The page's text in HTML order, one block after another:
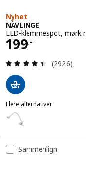
Nyhet
NÄVLINGE
LED-klemmespot, mørk
199,-
Pris 199,-
(2926)
Flere alternativer
NÄVLINGE
Alternativ: NÄVLINGE,
Alternativ: NÄVLINGE,
Alternativ: NÄVLINGE,
Sammenlign